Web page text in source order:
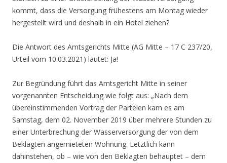
kommt, dass die Versorgung frühestens am Montag wieder
hergestellt wird und deshalb in ein Hotel ziehen?
Die Antwort des Amtsgerichts Mitte (AG Mitte – 17 C 237/20,
Urteil vom 10.03.2021) lautet: Ja!
Zur Begründung führt das Amtsgericht Mitte in seiner
vorgenannten Entscheidung wie folgt aus: „Nach dem
übereinstimmenden Vortrag der Parteien kam es am
Samstag, dem 02. November 2019 über mehrere Stunden zu
einer Unterbrechung der Wasserversorgung der von dem
Beklagten angemieteten Wohnung. Letztlich kann
dahinstehen, ob – wie von den Beklagten behauptet – dem